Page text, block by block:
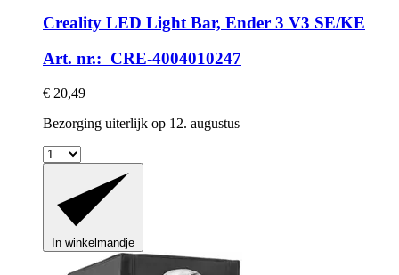
Creality LED Light Bar, Ender 3 V3 SE/KE
Art. nr.: CRE-4004010247
€ 20,49
Bezorging uiterlijk op 12. augustus
In winkelmandje